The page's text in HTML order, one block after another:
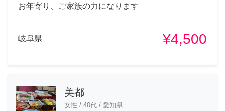
お年寄り、ご家族の力になります
岐阜県 ¥4,500
美都
女性 / 40代 / 愛知県